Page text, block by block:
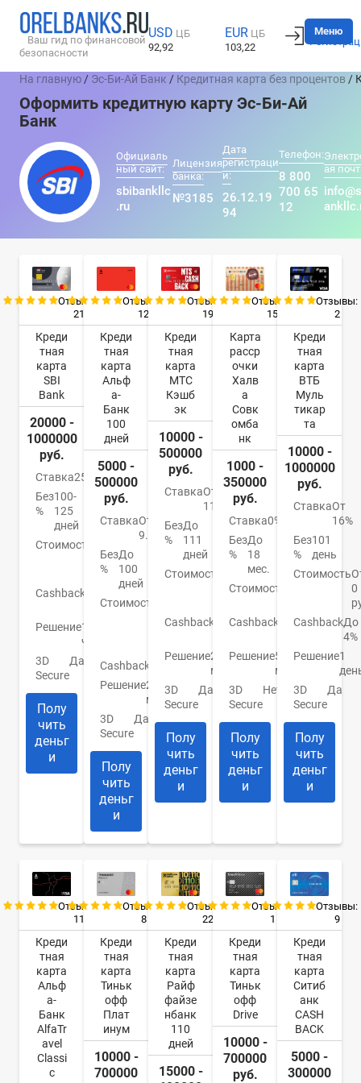
Ваш гид по финансовой
безопасности
USD ЦБ
92,92
EUR ЦБ
103,22
Вход
Меню
На главную / Эс-Би-Ай Банк / Кредитная карта без процентов /
Оформить кредитную карту Эс-Би-Ай
Банк
Официаль
ный сайт:
sbibankllc
.ru
Лицензия
банка:
№3185
Дата
регистраци
и:
26.12.19
94
Телефон:
8 800
700 65
12
ая
Отзывы:
21
Креди
тная
карта
SBI
Bank
20000 -
1000000
руб.
Ставка25,9%
Без
%
100-
125
дней
Стоимость
руб.
Cashback
10%
Решение1
час
3D
Secure
Да
Полу
чить
деньг
и
Отзывы:
12
Креди
тная
карта
Альф
а-
Банк
100
дней
5000 -
500000
руб.
СтавкаОт
9.9%
Без
%
До
100
дней
Стоимость
590
Cashback
Решение2
мин.
3D
Secure
Да
Полу
чить
деньг
и
Отзывы:
19
Креди
тная
карта
МТС
Кэшб
эк
10000 -
500000
руб.
СтавкаОт
11,9%
Без
%
До
111
дней
Стоимость
Cashback
Решение2
мин.
3D
Secure
Да
Полу
чить
деньг
и
Отзывы:
15
Карта
расср
очки
Халв
а
Совк
омба
нк
1000 -
350000
руб.
Ставка0%
Без
%
До
18
мес.
Стоимость
Cashback
До
Решение5
мин.
3D
Secure
Нет
Полу
чить
деньг
и
Отзывы:
2
Креди
тная
карта
ВТБ
Муль
тикар
та
10000 -
1000000
руб.
СтавкаОт
16%
Без
%
101
день
Стоимость
0
CashbackДо
4%
Решение1
3D
Secure
Да
Полу
чить
деньг
и
Отзывы:
11
Креди
тная
карта
Альф
а-
Банк
AlfaTr
avel
Classi
c
Отзывы:
8
Креди
тная
карта
Тиньк
офф
Плат
инум
10000 -
700000
Отзывы:
22
Креди
тная
карта
Райф
файзе
нбанк
110
дней
15000 -
Отзывы:
1
Креди
тная
карта
Тиньк
офф
Drive
10000 -
700000
руб.
Отзывы:
9
Креди
тная
карта
Ситиб
анк
CASH
BACK
5000 -
300000